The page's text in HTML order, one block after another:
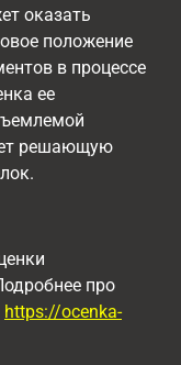
оказать
положение
в процессе
ее
решающую
про
https://ocenka-